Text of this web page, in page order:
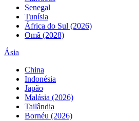
Senegal
Tunísia
África do Sul (2026)
Omã (2028)
Ásia
China
Indonésia
Japão
Malásia (2026)
Tailândia
Bornéu (2026)